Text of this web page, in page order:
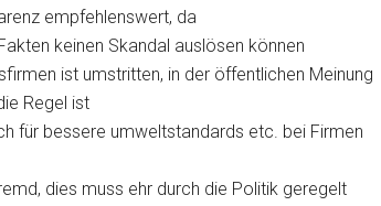
empfehlenswert, da
keinen Skandal auslösen können
ist umstritten, in der öffentlichen Meinung
Regel ist
für bessere umweltstandards etc. bei Firmen
dies muss ehr durch die Politik geregelt